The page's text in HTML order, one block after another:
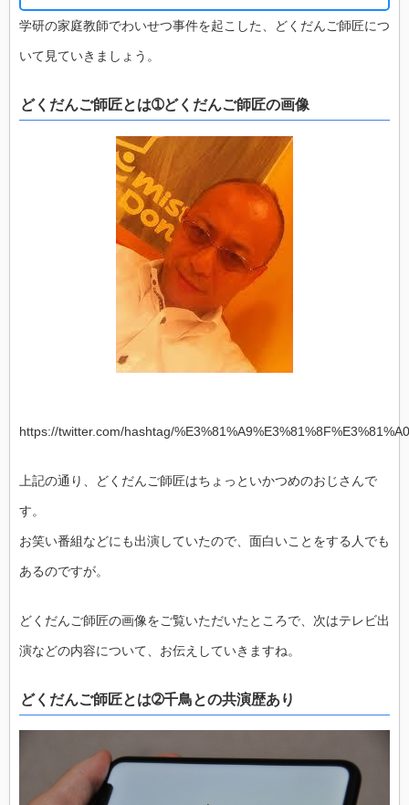
学研の家庭教師でわいせつ事件を起こした、どくだんご師匠につ
いて見ていきましょう。
どくだんご師匠とは➀どくだんご師匠の画像
https://twitter.com/hashtag/
上記の通り、どくだんご師匠はちょっといかつめのおじさんで
す。
お笑い番組などにも出演していたので、面白いことをする人でも
あるのですが。
どくだんご師匠の画像をご覧いただいたところで、次はテレビ出
演などの内容について、お伝えしていきますね。
どくだんご師匠とは➁千鳥との共演歴あり